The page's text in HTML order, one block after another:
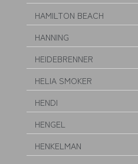
HAMILTON BEACH
HANNING
HEIDEBRENNER
HELIA SMOKER
HENDI
HENGEL
HENKELMAN